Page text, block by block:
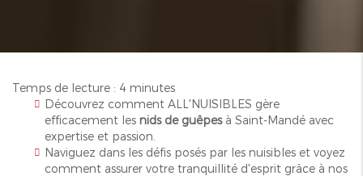
Temps de lecture : 4 minutes
Découvrez comment ALL'NUISIBLES gère
efficacement les nids de guêpesà Saint-Mandé avec
expertise et passion.
Naviguez dans les défis posés par les nuisibles et voyez
comment assurer votre tranquillité d'esprit grâce à nos